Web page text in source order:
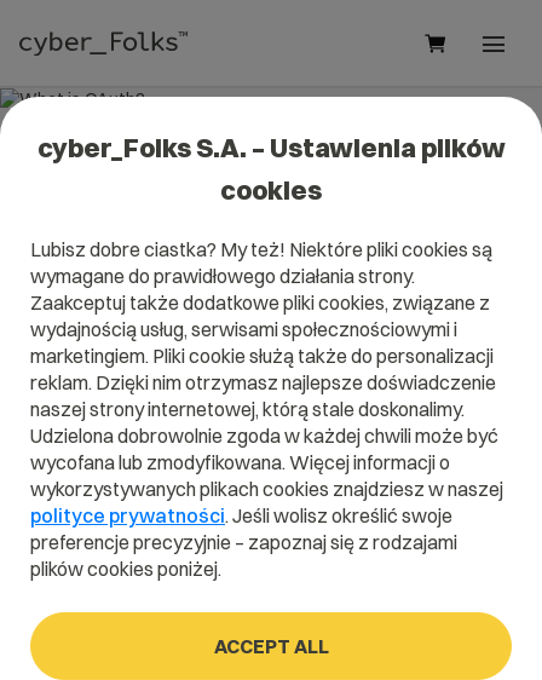
What is OAuth?
It will help you better understand what exactly it isOAuth
and what is the meaning to you in everyday use.
A B C D E F G H
I
J
K L M N O P Q
R
S
T U V W X Y Z
Home/Dictionary/Bezpieczeństwo/OAuth
cyber_Folks S.A. – Ustawienia plików
cookies
Lubisz dobre ciastka? My też! Niektóre pliki cookies są
wymagane do prawidłowego działania strony.
Zaakceptuj także dodatkowe pliki cookies, związane z
wydajnością usług, serwisami społecznościowymi i
marketingiem. Pliki cookie służą także do personalizacji
reklam. Dzięki nim otrzymasz najlepsze doświadczenie
naszej strony internetowej, którą stale doskonalimy.
Udzielona dobrowolnie zgoda w każdej chwili może być
wycofana lub zmodyfikowana. Więcej informacji o
wykorzystywanych plikach cookies znajdziesz w naszej
polityce prywatności. Jeśli wolisz określić swoje
preferencje precyzyjnie – zapoznaj się z rodzajami
plików cookies poniżej.
ACCEPT ALL